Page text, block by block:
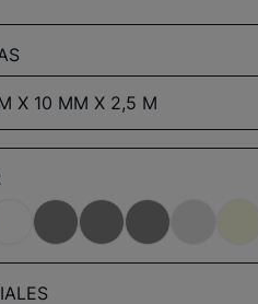
X 10 MM X 2,5 M